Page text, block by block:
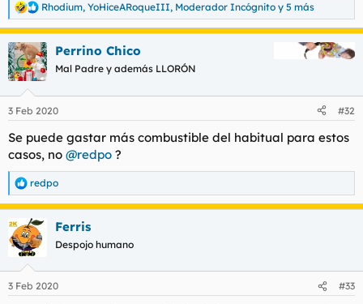
R
e
a
c
c
i
e
:
Rhodium, YoHiceARoqueIII, Moderador Incógnito y 5 más
Perrino Chico
Mal Padre y además LLORÓN
3 Feb 2020 #32
Se puede gastar más combustible del habitual para estos
casos, no @redpo ?
R
e
a
c
c
e
redpo
Ferris
Despojo humano
3 Feb 2020 #33